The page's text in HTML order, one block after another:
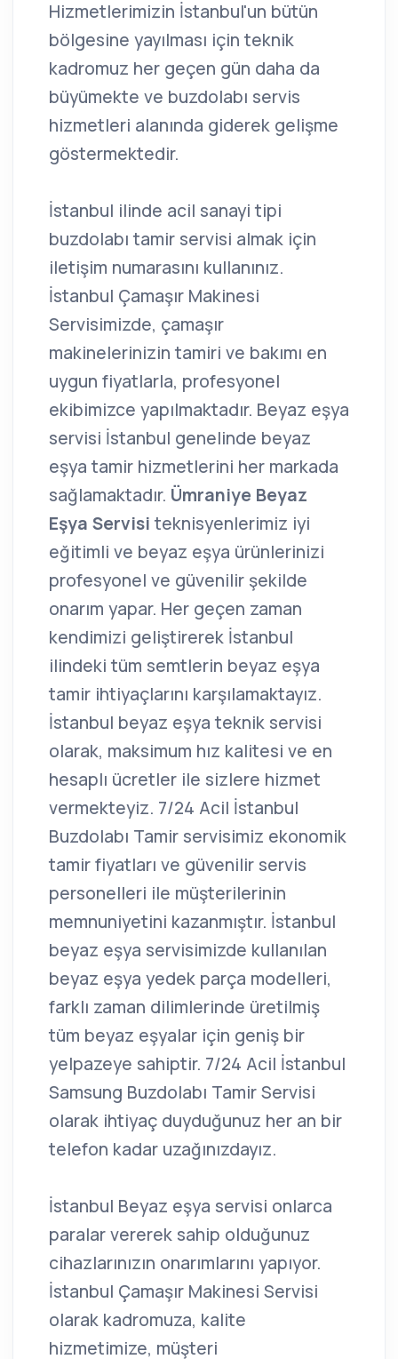
Hizmetlerimizin İstanbul'un bütün
bölgesine yayılması için teknik
kadromuz her geçen gün daha da
büyümekte ve buzdolabı servis
hizmetleri alanında giderek gelişme
göstermektedir.
İstanbul ilinde acil sanayi tipi
buzdolabı tamir servisi almak için
iletişim numarasını kullanınız.
İstanbul Çamaşır Makinesi
Servisimizde, çamaşır
makinelerinizin tamiri ve bakımı en
uygun fiyatlarla, profesyonel
ekibimizce yapılmaktadır. Beyaz eşya
servisi İstanbul genelinde beyaz
eşya tamir hizmetlerini her markada
sağlamaktadır. Ümraniye Beyaz
Eşya Servisi teknisyenlerimiz iyi
eğitimli ve beyaz eşya ürünlerinizi
profesyonel ve güvenilir şekilde
onarım yapar. Her geçen zaman
kendimizi geliştirerek İstanbul
ilindeki tüm semtlerin beyaz eşya
tamir ihtiyaçlarını karşılamaktayız.
İstanbul beyaz eşya teknik servisi
olarak, maksimum hız kalitesi ve en
hesaplı ücretler ile sizlere hizmet
vermekteyiz. 7/24 Acil İstanbul
Buzdolabı Tamir servisimiz ekonomik
tamir fiyatları ve güvenilir servis
personelleri ile müşterilerinin
memnuniyetini kazanmıştır. İstanbul
beyaz eşya servisimizde kullanılan
beyaz eşya yedek parça modelleri,
farklı zaman dilimlerinde üretilmiş
tüm beyaz eşyalar için geniş bir
yelpazeye sahiptir. 7/24 Acil İstanbul
Samsung Buzdolabı Tamir Servisi
olarak ihtiyaç duyduğunuz her an bir
telefon kadar uzağınızdayız.
İstanbul Beyaz eşya servisi onlarca
paralar vererek sahip olduğunuz
cihazlarınızın onarımlarını yapıyor.
İstanbul Çamaşır Makinesi Servisi
olarak kadromuza, kalite
hizmetimize, müşteri